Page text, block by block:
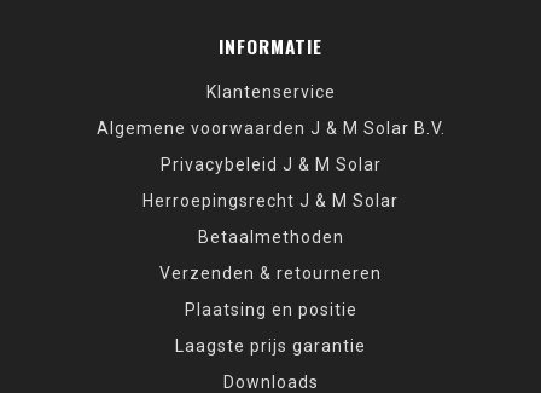
INFORMATIE
Klantenservice
Algemene voorwaarden J & M Solar B.V.
Privacybeleid J & M Solar
Herroepingsrecht J & M Solar
Betaalmethoden
Verzenden & retourneren
Plaatsing en positie
Laagste prijs garantie
Downloads